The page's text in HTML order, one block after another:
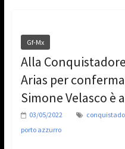
Gf-Mx
Alla
Arias per
Simone Velasco è
03/05/2022
porto azzurro